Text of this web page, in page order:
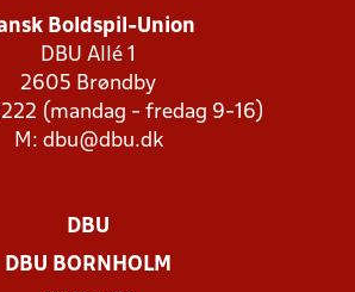
Boldspil-Union
DBU Allé 1
2605 Brøndby
(mandag - fredag 9-16)
M: dbu@dbu.dk
DBU
DBU BORNHOLM